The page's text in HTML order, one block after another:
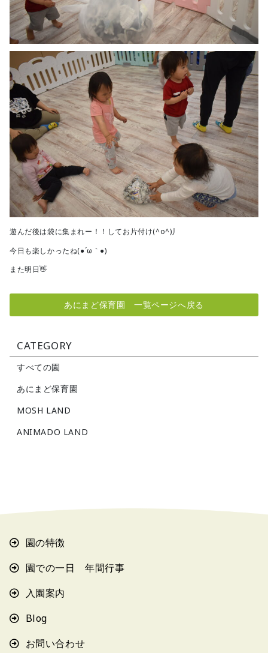
遊んだ後は袋に集まれー！！してお片付け(^o^)丿
今日も楽しかったね(●´ω｀●)
また明日👋
あにまど保育園 一覧ページへ戻る
CATEGORY
すべての園
あにまど保育園
MOSH LAND
ANIMADO LAND
園の特徴
園での一日 年間行事
入園案内
Blog
お問い合わせ